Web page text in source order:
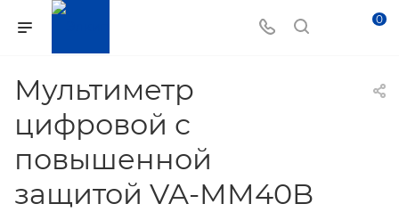
0
Мультиметр
цифровой с
повышенной
защитой VA-MM40B